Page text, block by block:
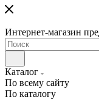
Интернет-магазин
Каталог
По всему сайту
По каталогу